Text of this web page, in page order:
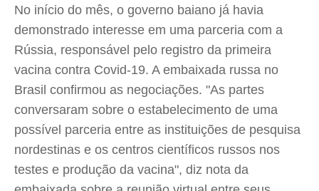
No início do mês, o governo baiano já havia
demonstrado interesse em uma parceria com a
Rússia, responsável pelo registro da primeira
vacina contra Covid-19. A embaixada russa no
Brasil confirmou as negociações. "As partes
conversaram sobre o estabelecimento de uma
possível parceria entre as instituições de pesquisa
nordestinas e os centros científicos russos nos
testes e produção da vacina", diz nota da